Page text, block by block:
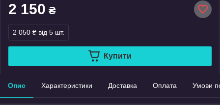
2 150 ₴
2 050 ₴ від 5 шт.
Купити
Опис Характеристики Доставка Оплата Умови